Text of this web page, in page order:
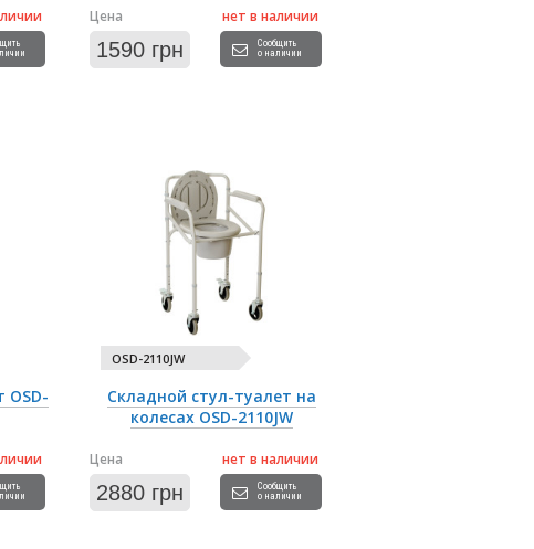
нет в наличии
Сообщить
о наличии
Цена
1590 грн
OSD-
OSD-2110JW
Складной стул-туалет на
колесах OSD-2110JW
нет в наличии
Сообщить
о наличии
Цена
2880 грн